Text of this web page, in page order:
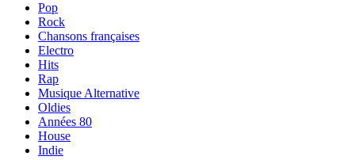
Pop
Rock
Chansons françaises
Electro
Hits
Rap
Musique Alternative
Oldies
Années 80
House
Indie